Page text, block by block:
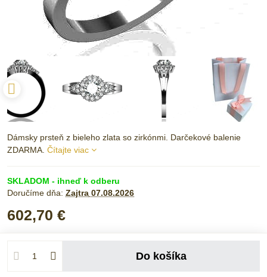
Dámsky prsteň z bieleho zlata so zirkónmi. Darčekové balenie
ZDARMA. Čítajte viac
SKLADOM - ihneď k odberu
Doručíme dňa: Zajtra 07.08.2026
602,70 €
Do košíka